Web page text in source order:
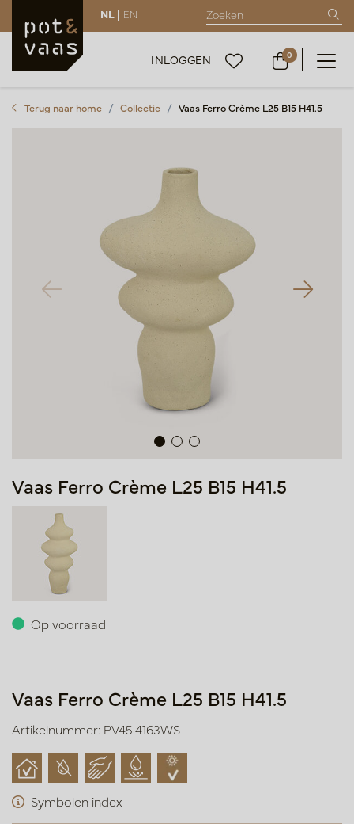
NL | EN
INLOGGEN 0
Terug naar home Collectie Vaas Ferro Crème L25 B15 H41.5
Vaas Ferro Crème L25 B15 H41.5
Op voorraad
Vaas Ferro Crème L25 B15 H41.5
Artikelnummer: PV45.4163WS
Symbolen index